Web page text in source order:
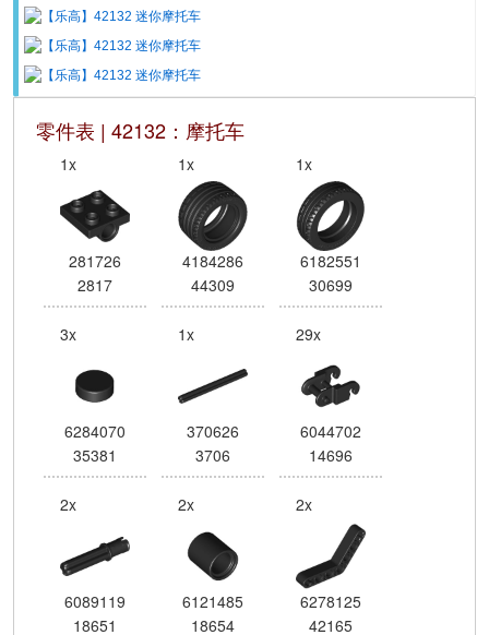
零件表 | 42132：摩托车
1x
281726
2817
1x
4184286
44309
1x
6182551
30699
3x
6284070
35381
1x
370626
3706
29x
6044702
14696
2x
6089119
18651
2x
6121485
18654
2x
6278125
42165